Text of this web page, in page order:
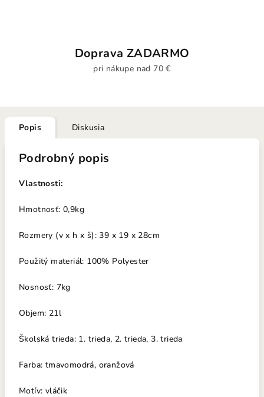
Doprava ZADARMO
pri nákupe nad 70 €
Popis Diskusia
Podrobný popis
Vlastnosti:
Hmotnosť: 0,9kg
Rozmery (v x h x š): 39 x 19 x 28cm
Použitý materiál: 100% Polyester
Nosnosť: 7kg
Objem: 21l
Školská trieda: 1. trieda, 2. trieda, 3. trieda
Farba: tmavomodrá, oranžová
Motív: vláčik